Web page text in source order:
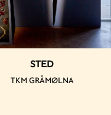
STED
TKM GRÅMØLNA